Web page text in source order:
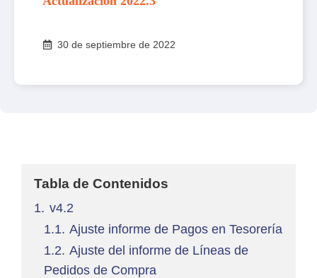
30 de septiembre de 2022
Tabla de Contenidos
1. v4.2
1.1. Ajuste informe de Pagos en Tesorería
1.2. Ajuste del informe de Líneas de
Pedidos de Compra